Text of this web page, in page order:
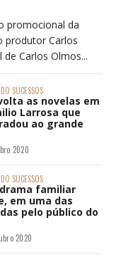
promocional da
produtor Carlos
Carlos Olmos...
SUCESSOS
as novelas em
Larrosa que
ao grande
2020
SUCESSOS
drama familiar
em uma das
pelo público do
2020